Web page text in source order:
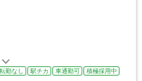
勤なし 駅チカ 車通勤可
積極採用中